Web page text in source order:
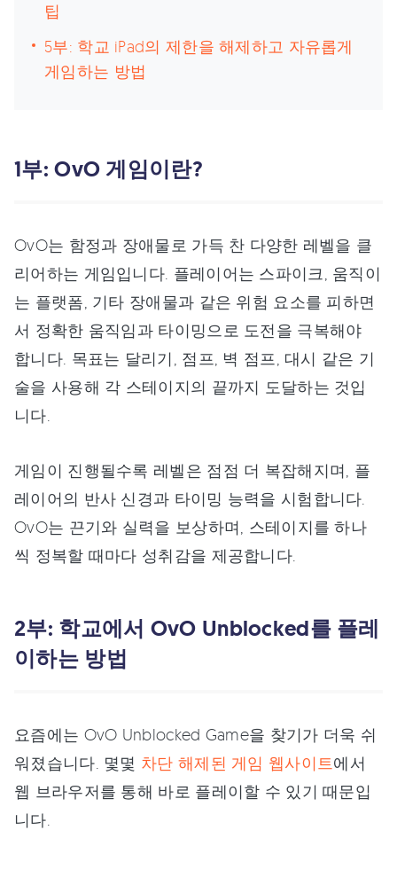
팁
5부: 학교 iPad의 제한을 해제하고 자유롭게
게임하는 방법
1부: OvO 게임이란?
OvO는 함정과 장애물로 가득 찬 다양한 레벨을 클
리어하는 게임입니다. 플레이어는 스파이크, 움직이
는 플랫폼, 기타 장애물과 같은 위험 요소를 피하면
서 정확한 움직임과 타이밍으로 도전을 극복해야
합니다. 목표는 달리기, 점프, 벽 점프, 대시 같은 기
술을 사용해 각 스테이지의 끝까지 도달하는 것입
니다.
게임이 진행될수록 레벨은 점점 더 복잡해지며, 플
레이어의 반사 신경과 타이밍 능력을 시험합니다.
OvO는 끈기와 실력을 보상하며, 스테이지를 하나
씩 정복할 때마다 성취감을 제공합니다.
2부: 학교에서 OvO Unblocked를 플레
이하는 방법
요즘에는 OvO Unblocked Game을 찾기가 더욱 쉬
워졌습니다. 몇몇 차단 해제된 게임 웹사이트에서
웹 브라우저를 통해 바로 플레이할 수 있기 때문입
니다.